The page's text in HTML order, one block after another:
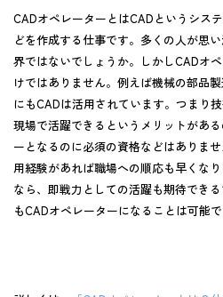
CADオペレーターとはCADというシス
どを作成する仕事です。多くの人が思
界ではないでしょうか。しかしCADオ
けではありません。例えば機械の部品
にもCADは活用されています。つまり
現場で活躍できる というメリットがあ
ーとなるのに必須の資格などはありま
用経験があれば職場への順応も早くな
なら、即戦力としての活躍も期待でき
もCADオペレーターになることは可能